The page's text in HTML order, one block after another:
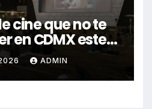
cine que no te
en CDMX este
ADMIN